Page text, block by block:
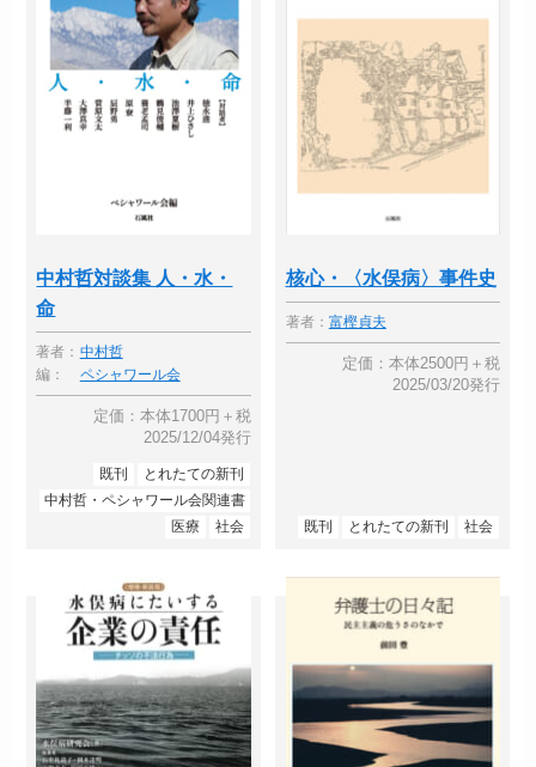
中村哲対談集 人・水・
命
著者： 中村哲
編：
ペシャワール会
定価：本体1700円＋税
2025/12/04発行
既刊
とれたての新刊
中村哲・ペシャワール会関連書
医療
社会
核心・〈水俣病〉事件史
著者： 富樫貞夫
定価：本体2500円＋税
2025/03/20発行
既刊 とれたての新刊 社会